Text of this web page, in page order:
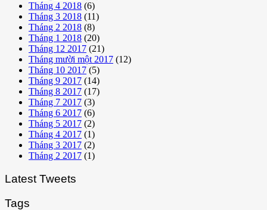
Tháng 4 2018 (6)
Tháng 3 2018 (11)
Tháng 2 2018 (8)
Tháng 1 2018 (20)
Tháng 12 2017 (21)
Tháng mười một 2017 (12)
Tháng 10 2017 (5)
Tháng 9 2017 (14)
Tháng 8 2017 (17)
Tháng 7 2017 (3)
Tháng 6 2017 (6)
Tháng 5 2017 (2)
Tháng 4 2017 (1)
Tháng 3 2017 (2)
Tháng 2 2017 (1)
Latest Tweets
Tags